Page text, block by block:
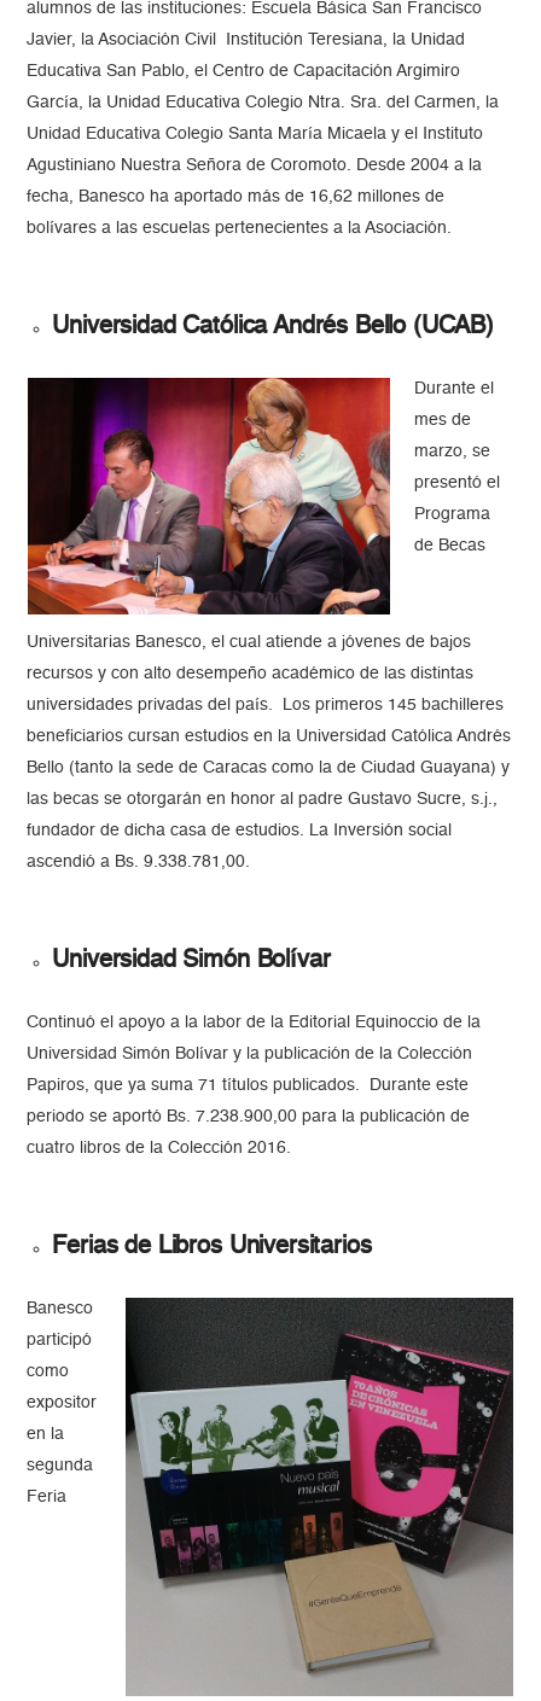
alumnos de las instituciones: Escuela Básica San Francisco
Javier, la Asociación Civil Institución Teresiana, la Unidad
Educativa San Pablo, el Centro de Capacitación Argimiro
García, la Unidad Educativa Colegio Ntra. Sra. del Carmen, la
Unidad Educativa Colegio Santa María Micaela y el Instituto
Agustiniano Nuestra Señora de Coromoto. Desde 2004 a la
fecha, Banesco ha aportado más de 16,62 millones de
bolívares a las escuelas pertenecientes a la Asociación.
Universidad Católica Andrés Bello (UCAB)
Durante el
mes de
marzo, se
presentó el
Programa
de Becas
Universitarias Banesco, el cual atiende a jóvenes de bajos
recursos y con alto desempeño académico de las distintas
universidades privadas del país. Los primeros 145 bachilleres
beneficiarios cursan estudios en la Universidad Católica Andrés
Bello (tanto la sede de Caracas como la de Ciudad Guayana) y
las becas se otorgarán en honor al padre Gustavo Sucre, s.j.,
fundador de dicha casa de estudios. La Inversión social
ascendió a Bs. 9.338.781,00.
Universidad Simón Bolívar
Continuó el apoyo a la labor de la Editorial Equinoccio de la
Universidad Simón Bolívar y la publicación de la Colección
Papiros, que ya suma 71 títulos publicados. Durante este
periodo se aportó Bs. 7.238.900,00 para la publicación de
cuatro libros de la Colección 2016.
Ferias de Libros Universitarios
Banesco
participó
como
expositor
en la
segunda
Feria